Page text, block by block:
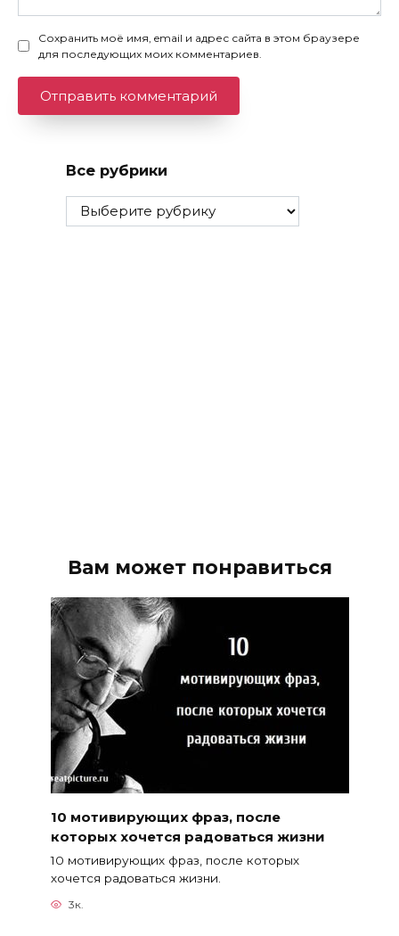
Сохранить моё имя, email и адрес сайта в этом браузере
для последующих моих комментариев.
Все рубрики
Все
рубрики
Вам может понравиться
10 мотивирующих фраз, после
которых хочется радоваться жизни
10 мотивирующих фраз, после которых
хочется радоваться жизни.
3к.